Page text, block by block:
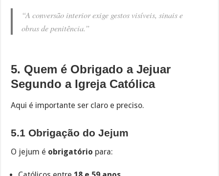
“A conversão interior exige gestos visíveis, sinais e
obras de penitência.”
5. Quem é Obrigado a Jejuar
Segundo a Igreja Católica
Aqui é importante ser claro e preciso.
5.1 Obrigação do Jejum
O jejum é obrigatório para: